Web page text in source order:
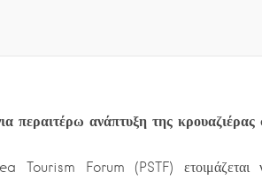
περαιτέρω ανάπτυξη της κρουαζιέρας
Forum (PSTF) ετοιμάζεται